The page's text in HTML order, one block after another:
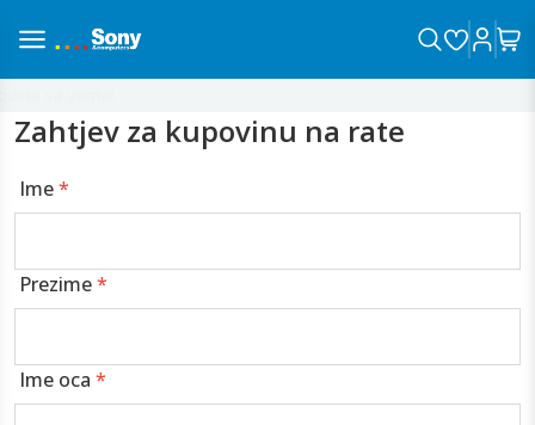
Zahtjev za kupovinu na rate
Ime*
Prezime*
Ime oca *